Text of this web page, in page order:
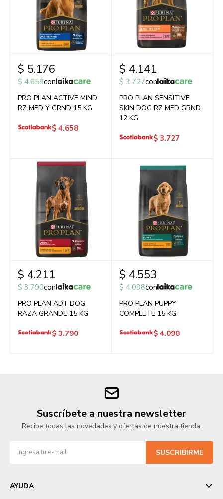
$ 5.176
$ 4.658con
PRO PLAN ACTIVE MIND
RZ MED Y GRND 15 KG
$ 4.658
$ 4.141
$ 3.727con
PRO PLAN SENSITIVE
SKIN DOG RZ MED GRND
12 KG
$ 3.727
$ 4.211
$ 3.790con
PRO PLAN ADT DOG
RAZA GRANDE 15 KG
$ 3.790
$ 4.553
$ 4.098con
PRO PLAN PUPPY
COMPLETE 15 KG
$ 4.098
Suscríbete a nuestra newsletter
Recibe todas las novedades y ofertas de nuestra tienda.
SUSCRIBIRME
AYUDA